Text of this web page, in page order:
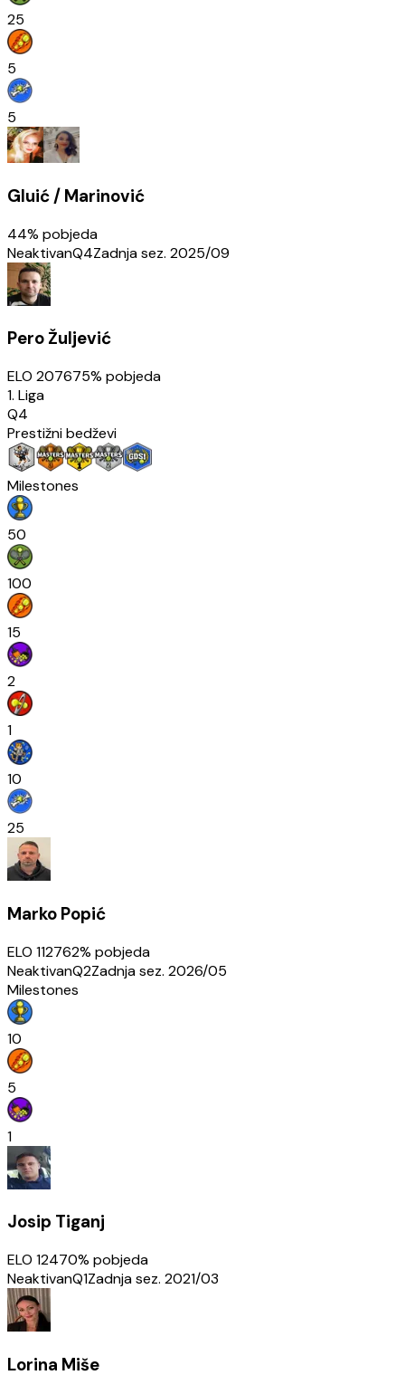
25
5
5
Gluić / Marinović
44% pobjeda
NeaktivanQ4Zadnja sez. 2025/09
Pero Žuljević
ELO 207675% pobjeda
1. Liga
Q4
Prestižni bedževi
Milestones
50
100
15
2
1
10
25
Marko Popić
ELO 112762% pobjeda
NeaktivanQ2Zadnja sez. 2026/05
Milestones
10
5
1
Josip Tiganj
ELO 12470% pobjeda
NeaktivanQ1Zadnja sez. 2021/03
Lorina Miše